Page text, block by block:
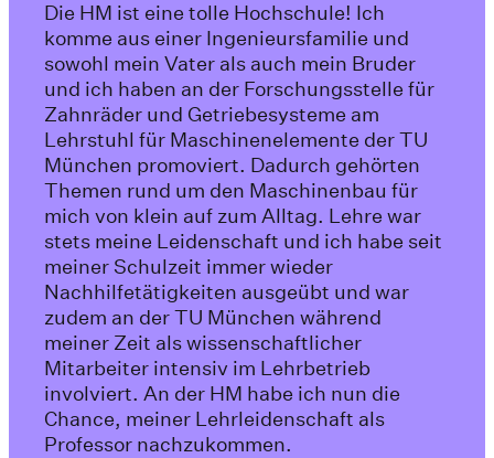
Die HM ist eine tolle Hochschule! Ich
komme aus einer Ingenieursfamilie und
sowohl mein Vater als auch mein Bruder
und ich haben an der Forschungsstelle für
Zahnräder und Getriebesysteme am
Lehrstuhl für Maschinenelemente der TU
München promoviert. Dadurch gehörten
Themen rund um den Maschinenbau für
mich von klein auf zum Alltag. Lehre war
stets meine Leidenschaft und ich habe seit
meiner Schulzeit immer wieder
Nachhilfetätigkeiten ausgeübt und war
zudem an der TU München während
meiner Zeit als wissenschaftlicher
Mitarbeiter intensiv im Lehrbetrieb
involviert. An der HM habe ich nun die
Chance, meiner Lehrleidenschaft als
Professor nachzukommen.